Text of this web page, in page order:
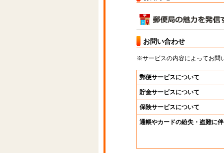
お問い合わせ
※サービスの内容によってお問
郵便サービスについて
貯金サービスについて
保険サービスについて
通帳やカードの紛失・盗難に